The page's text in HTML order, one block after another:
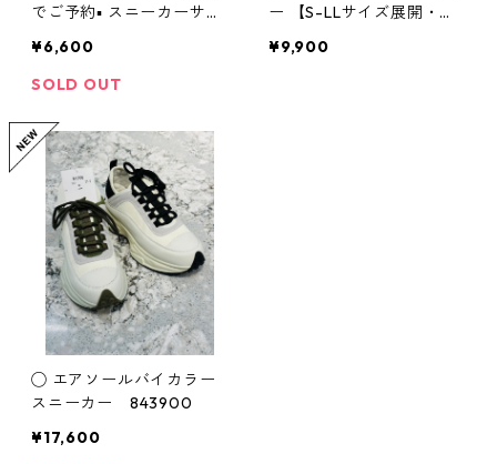
でご予約▪️ スニーカーサン
ss04 ¥6,600 税込
¥6,600
SOLD OUT
ー 【S-LLサイズ展開・軽
¥9,900
◯ エアソールバイカラー
スニーカー 843900
¥17,600